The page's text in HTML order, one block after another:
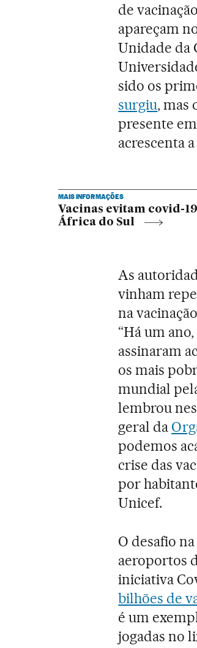
de
apareçam
Unidade da
sido os
surgiu, mas
presente
acrescenta
MAIS INFORMAÇÕES
Vacinas evitam covid-
África do Sul
As
vinham
na
“Há um
assinaram
os mais
mundial
lembrou
geral da
podemos
crise das
por
Unicef.
O desafio
aeroportos
iniciativa
bilhões de
é um
jogadas no